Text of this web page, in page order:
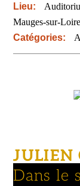
Lieu:
Mauges-sur-Loire
Catégories:
JULIEN
Dans le